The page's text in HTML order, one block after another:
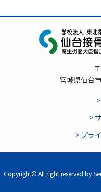
宮城県仙台
>
> プラ
Copyright© All right reserved by